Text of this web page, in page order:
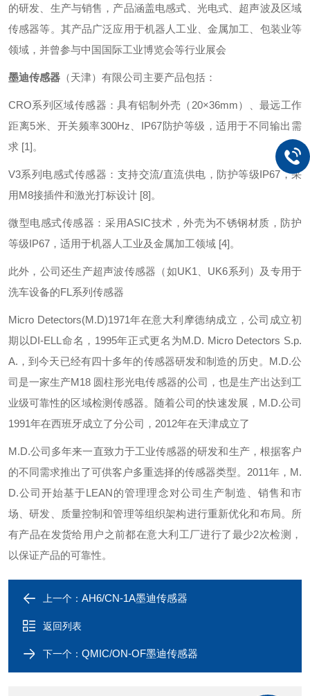
的研发、生产与销售，产品涵盖电感式、光电式、超声波及区域
传感器等。其产品广泛应用于机器人工业、金属加工、包装业等
领域，并曾参与中国国际工业博览会等行业展会
墨迪传感器 （天津）有限公司主要产品包括：
CRO系列区域传感器：具有铝制外壳（20×36mm）、最远工作
距离5米、开关频率300Hz、IP67防护等级，适用于不同输出需
求 [1]。
V3系列电感式传感器：支持交流/直流供电，防护等级IP67，采
用M8接插件和激光打标设计 [8]。
微型电感式传感器：采用ASIC技术，外壳为不锈钢材质，防护
等级IP67，适用于机器人工业及金属加工领域 [4]。
此外，公司还生产超声波传感器（如UK1、UK6系列）及专用于
洗车设备的FL系列传感器
Micro Detectors(M.D)1971年在意大利摩德纳成立，公司成立初
期以DI-ELL命名，1995年正式更名为M.D. Micro Detectors S.p.
A.，到今天已经有四十多年的传感器研发和制造的历史。M.D.公
司是一家生产M18 圆柱形光电传感器的公司，也是生产出达到工
业级可靠性的区域检测传感器。随着公司的快速发展，M.D.公司
1991年在西班牙成立了分公司，2012年在天津成立了
M.D.公司多年来一直致力于工业传感器的研发和生产，根据客户
的不同需求推出了可供客户多重选择的传感器类型。2011年，M.
D.公司开始基于LEAN的管理理念对公司生产制造、销售和市
场、研发、质量控制和管理等组织架构进行重新优化和布局。所
有产品在发货给用户之前都在意大利工厂进行了最少2次检测，
以保证产品的可靠性。
上一个： AH6/CN-1A墨迪传感器
返回列表
下一个： QMIC/ON-OF墨迪传感器